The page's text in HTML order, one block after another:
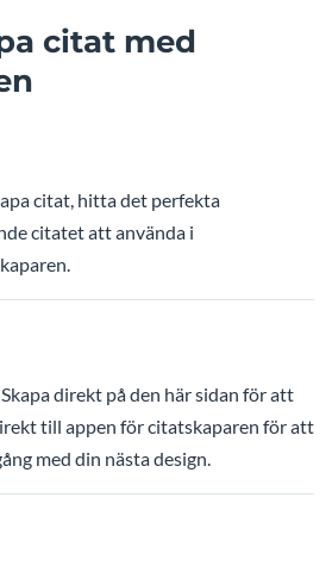
citat med
citat, hitta det perfekta
citatet att använda i
direkt på den här sidan för att
till appen för citatskaparen för att
med din nästa design.